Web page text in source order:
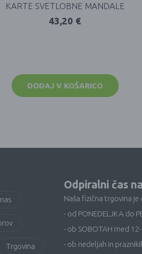
KARTE SVETLOBNE MANDALE
43,20 €
DODAJ V KOŠARICO
Trgovina
Odpiralni čas
Naša fizična trgovina
- od PONEDELJKA do
- ob SOBOTAH med
- ob nedeljah in